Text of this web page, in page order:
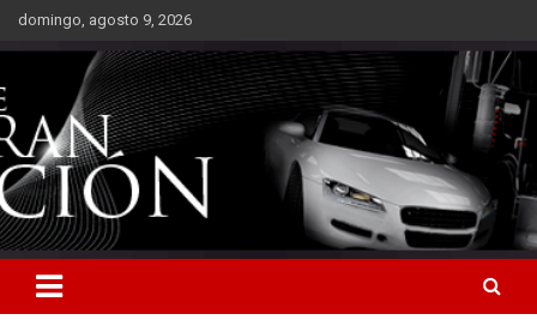
Saltardomingo, agosto 9, 2026